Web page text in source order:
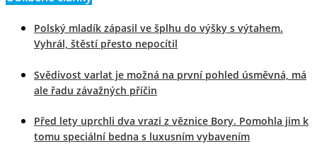
Polský mladík zápasil ve šplhu do výšky s výtahem.
Vyhrál, štěstí přesto nepocítil
Svědivost varlat je možná na první pohled úsměvná, má
ale řadu závažných příčin
Před lety uprchli dva vrazi z věznice Bory. Pomohla jim k
tomu speciální bedna s luxusním vybavením